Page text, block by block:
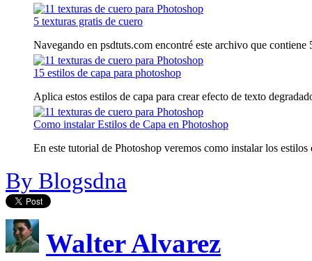
5 texturas gratis de cuero
Navegando en psdtuts.com encontré este archivo que contiene
15 estilos de capa para photoshop
Aplica estos estilos de capa para crear efecto de texto
Como instalar Estilos de Capa en Photoshop
En este tutorial de Photoshop veremos como instalar los estilos
By Blogsdna
Walter Alvarez